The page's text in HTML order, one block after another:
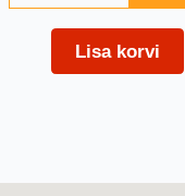
Lisa korvi